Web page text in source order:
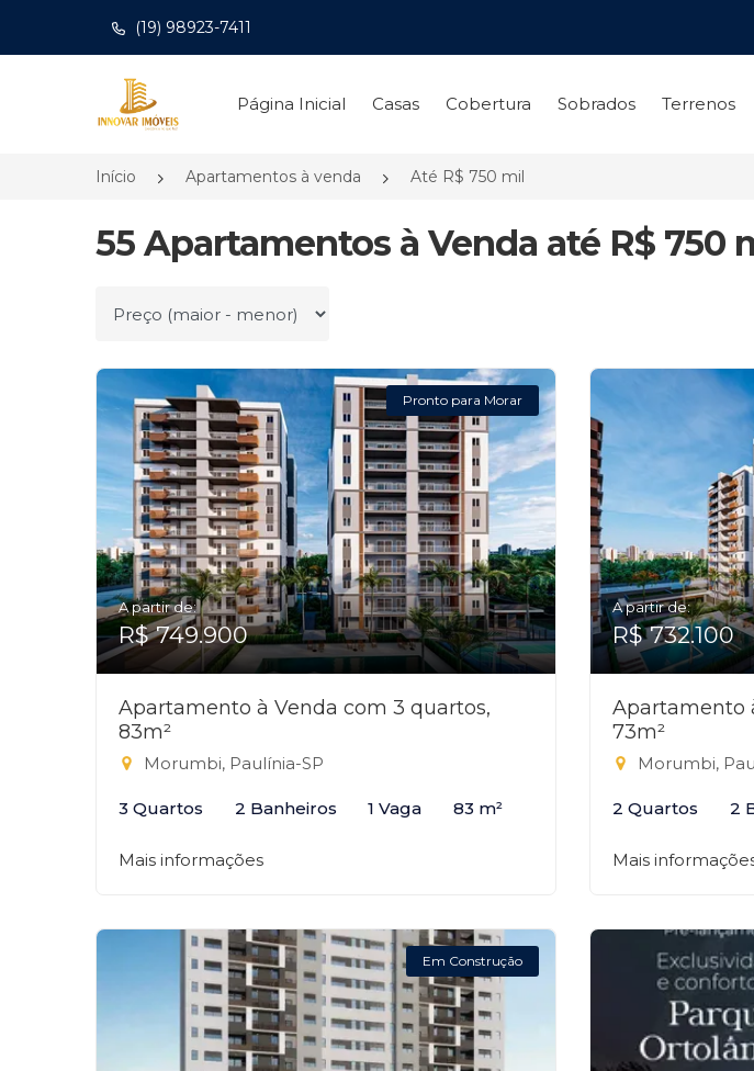
(19) 98923-7411
Página inicial
Página Inicial Casas Cobertura Sobrados Terrenos
Início Apartamentos à venda Até R$ 750 mil
55 Apartamentos à Venda até R$ 750
Ordenar por
Pronto para Morar
A partir de:
R$ 749.900
Apartamento à Venda com 3 quartos,
83m²
Morumbi, Paulínia-SP
3 Quartos 2 Banheiros 1 Vaga 83 m²
Mais informações
A partir de:
R$ 732.100
Apartamento
73m²
Morumbi,
2 Quartos 2
Mais
Em Construção